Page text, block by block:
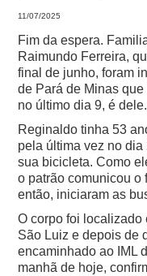
11/07/2025
Fim da espera.
Raimundo Ferreira,
final de junho, foram
de Pará de Minas
no último dia 9, é dele.
Reginaldo tinha 53
pela última vez no
sua bicicleta. Como
o patrão comunicou o
então, iniciaram as
O corpo foi localizado
São Luiz e depois de
encaminhado ao IML
manhã de hoje,